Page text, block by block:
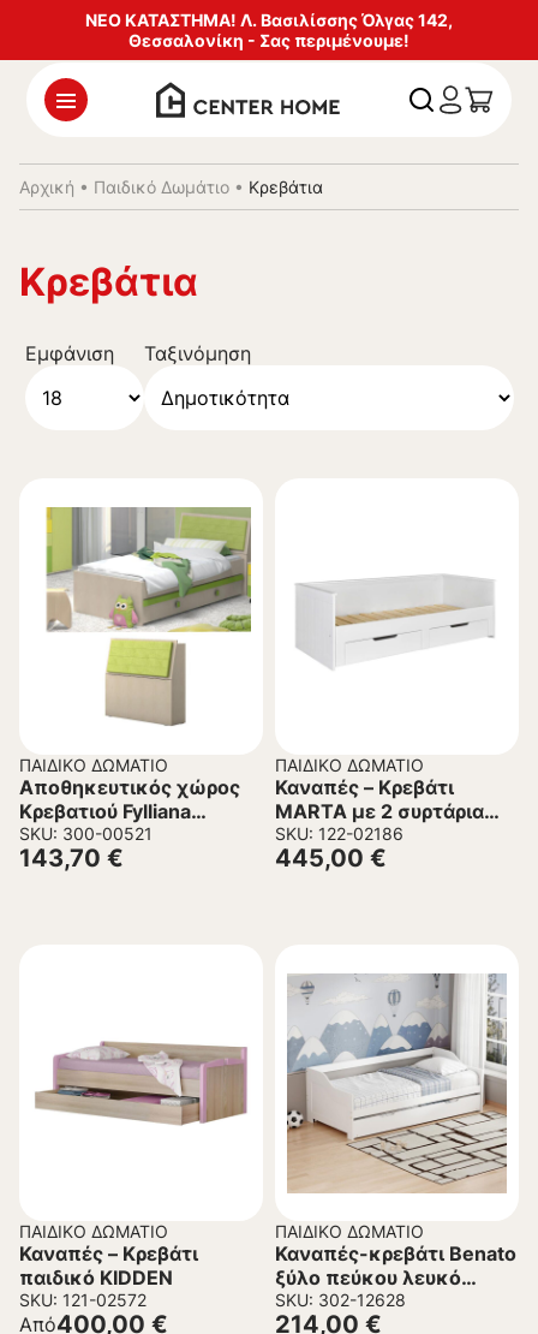
ΝΕΟ ΚΑΤΑΣΤΗΜΑ! Λ. Βασιλίσσης Όλγας 142,
Θεσσαλονίκη - Σας περιμένουμε!
Αρχική • Παιδικό Δωμάτιο • Κρεβάτια
Κρεβάτια
Εμφάνιση Ταξινόμηση
ΠΑΙΔΙΚΌ ΔΩΜΆΤΙΟ
Αποθηκευτικός χώρος
Κρεβατιού Fylliana
Πρασινο 96x27x103 εκ.
SKU: 300-00521
143,70 €
ΠΑΙΔΙΚΌ ΔΩΜΆΤΙΟ
Καναπές – Κρεβάτι
MARTA με 2 συρτάρια
Λευκό
98×205,5×69,5εκ.
SKU: 122-02186
445,00 €
ΠΑΙΔΙΚΌ ΔΩΜΆΤΙΟ
Καναπές – Κρεβάτι
παιδικό KIDDEN
SKU: 121-02572
Από400,00 €
ΠΑΙΔΙΚΌ ΔΩΜΆΤΙΟ
Καναπές-κρεβάτι Benato
ξύλο πεύκου λευκό
90×190εκ
SKU: 302-12628
214,00 €